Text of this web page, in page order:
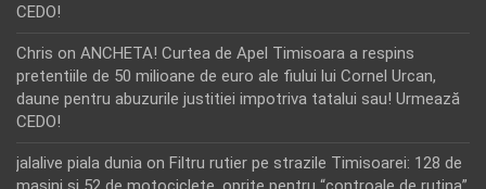
CEDO!
Chris on ANCHETA! Curtea de Apel Timisoara a respins
pretentiile de 50 milioane de euro ale fiului lui Cornel Urcan,
daune pentru abuzurile justitiei impotriva tatalui sau! Urmează
CEDO!
jalalive piala dunia on Filtru rutier pe strazile Timisoarei: 128 de